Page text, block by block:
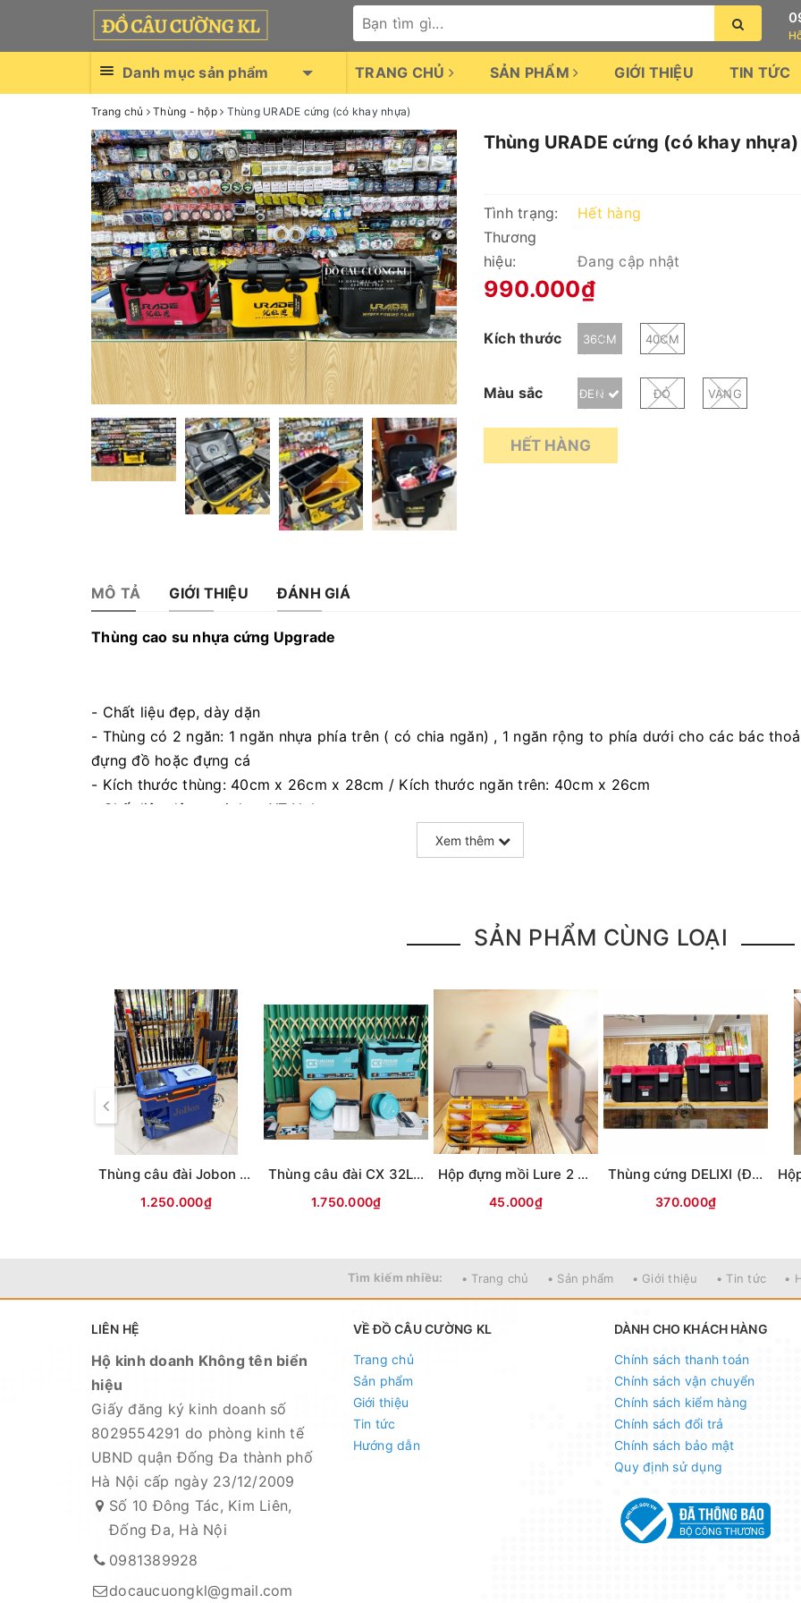
Danh mục sản phẩm TRANG CHỦ SẢN PHẨM GIỚI THIỆU TIN TỨC
Trang chủ Thùng - hộp Thùng URADE cứng (có khay nhựa)
Thùng URADE cứng (có khay nhựa)
Tình trạng:
Hết hàng
Thương
hiệu:
Đang cập nhật
990.000₫
Kích thước 36CM 40CM
Màu sắc ĐEN ĐỎ VÀNG
HẾT HÀNG
MÔ TẢ GIỚI THIỆU ĐÁNH GIÁ
Thùng cao su nhựa cứng Upgrade
- Chất liệu đẹp, dày dặn
- Thùng có 2 ngăn: 1 ngăn nhựa phía trên ( có chia ngăn) , 1 ngăn rộng to phía dưới cho các bác
đựng đồ hoặc đựng cá
- Kích thước thùng: 40cm x 26cm x 28cm / Kích thước ngăn trên: 40cm x 26cm
- Chất liệu dây quai đeo: XT Nylon
- Chất liệu thùng: nhựa ABS không thấm nước và rất nhẹ, có thể dễ dàng xoá sạch bụi bẩn
- Thùng có 2 ống đứng bên hông (dài 18cm) để cắm cần lure, 2 khúc, miếng nhựa cài kìm gỡ cá +
Xem thêm
SẢN PHẨM CÙNG LOẠI
Thùng câu đài Jobon (có tựa lưng, đủ phụ kiện)
1.250.000₫
Thùng câu đài CX 32L (Bản L9) -có tựa lưng
1.750.000₫
Hộp đựng mồi Lure 2 mặt KM01 (18x10x5cm)
45.000₫
Thùng cứng DELIXI (Đỏ đen)
370.000₫
Tìm kiếm nhiều: • Trang chủ • Sản phẩm • Giới thiệu • Tin tức •
LIÊN HỆ
Hộ kinh doanh Không tên biển
hiệu
Giấy đăng ký kinh doanh số
8029554291 do phòng kinh tế
UBND quận Đống Đa thành phố
Hà Nội cấp ngày 23/12/2009
Số 10 Đông Tác, Kim Liên,
Đống Đa, Hà Nội
0981389928
docaucuongkl@gmail.com
VỀ ĐỒ CÂU CƯỜNG KL
Trang chủ
Sản phẩm
Giới thiệu
Tin tức
Hướng dẫn
DÀNH CHO KHÁCH HÀNG
Chính sách thanh toán
Chính sách vận chuyển
Chính sách kiểm hàng
Chính sách đổi trả
Chính sách bảo mật
Quy định sử dụng